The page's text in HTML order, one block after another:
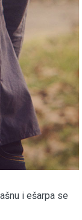
i ešarpa se